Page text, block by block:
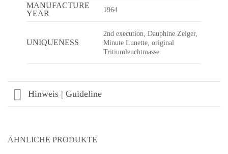
MANUFACTURE
YEAR
1964
UNIQUENESS
2nd execution, Dauphine Zeiger,
Minute Lunette, original
Tritiumleuchtmasse
Hinweis | Guideline
ÄHNLICHE PRODUKTE